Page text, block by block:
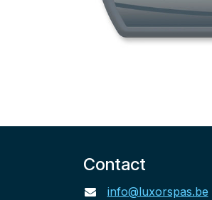
Contact
info@luxorspas.be